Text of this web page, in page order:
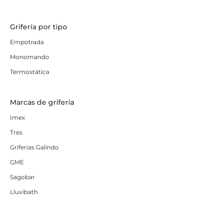
Grifería por tipo
Empotrada
Monomando
Termostática
Marcas de grifería
Imex
Tres
Griferías Galindo
GME
Sagobar
Lluvibath